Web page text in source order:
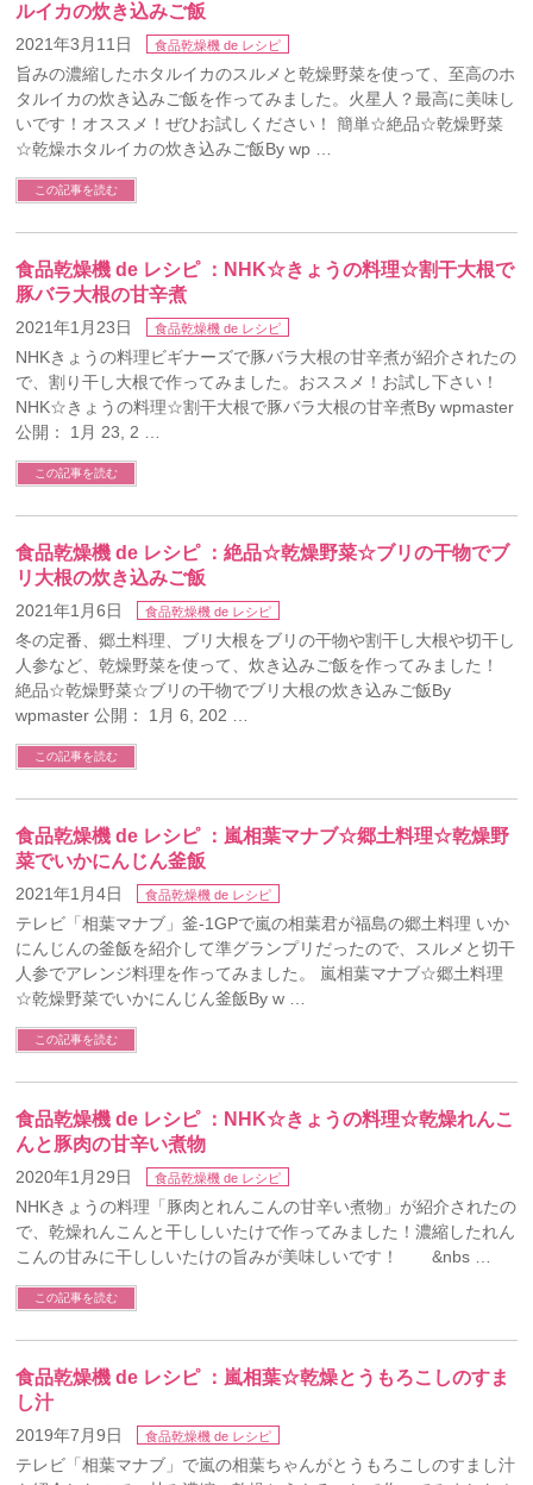
ルイカの炊き込みご飯
2021年3月11日 食品乾燥機 de レシピ
旨みの濃縮したホタルイカのスルメと乾燥野菜を使って、至高のホ
タルイカの炊き込みご飯を作ってみました。火星人？最高に美味し
いです！オススメ！ぜひお試しください！ 簡単☆絶品☆乾燥野菜
☆乾燥ホタルイカの炊き込みご飯By wp …
この記事を読む
食品乾燥機 de レシピ ：NHK☆きょうの料理☆割干大根で
豚バラ大根の甘辛煮
2021年1月23日 食品乾燥機 de レシピ
NHKきょうの料理ビギナーズで豚バラ大根の甘辛煮が紹介されたの
で、割り干し大根で作ってみました。おススメ！お試し下さい！
NHK☆きょうの料理☆割干大根で豚バラ大根の甘辛煮By wpmaster
公開： 1月 23, 2 …
この記事を読む
食品乾燥機 de レシピ ：絶品☆乾燥野菜☆ブリの干物でブ
リ大根の炊き込みご飯
2021年1月6日 食品乾燥機 de レシピ
冬の定番、郷土料理、ブリ大根をブリの干物や割干し大根や切干し
人参など、乾燥野菜を使って、炊き込みご飯を作ってみました！
絶品☆乾燥野菜☆ブリの干物でブリ大根の炊き込みご飯By
wpmaster 公開： 1月 6, 202 …
この記事を読む
食品乾燥機 de レシピ ：嵐相葉マナブ☆郷土料理☆乾燥野
菜でいかにんじん釜飯
2021年1月4日 食品乾燥機 de レシピ
テレビ「相葉マナブ」釜-1GPで嵐の相葉君が福島の郷土料理 いか
にんじんの釜飯を紹介して準グランプリだったので、スルメと切干
人参でアレンジ料理を作ってみました。 嵐相葉マナブ☆郷土料理
☆乾燥野菜でいかにんじん釜飯By w …
この記事を読む
食品乾燥機 de レシピ ：NHK☆きょうの料理☆乾燥れんこ
んと豚肉の甘辛い煮物
2020年1月29日 食品乾燥機 de レシピ
NHKきょうの料理「豚肉とれんこんの甘辛い煮物」が紹介されたの
で、乾燥れんこんと干ししいたけで作ってみました！濃縮したれん
こんの甘みに干ししいたけの旨みが美味しいです！ &nbs …
この記事を読む
食品乾燥機 de レシピ ：嵐相葉☆乾燥とうもろこしのすま
し汁
2019年7月9日 食品乾燥機 de レシピ
テレビ「相葉マナブ」で嵐の相葉ちゃんがとうもろこしのすまし汁